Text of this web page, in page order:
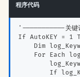
程序代码
'-----------关键
If AutoKEY = 1
Dim
For Each
If